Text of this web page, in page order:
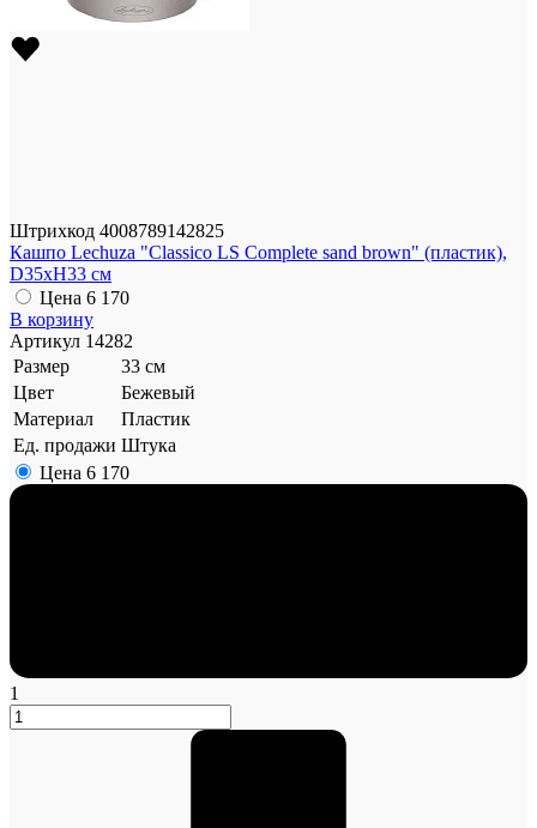
Штрихкод 4008789142825
Кашпо Lechuza "Classico LS Complete sand brown" (пластик),
D35xH33 см
Цена 6 170
В корзину
Артикул 14282
Размер
33 см
Цвет
Бежевый
Материал
Пластик
Ед. продажи Штука
Цена 6 170
1